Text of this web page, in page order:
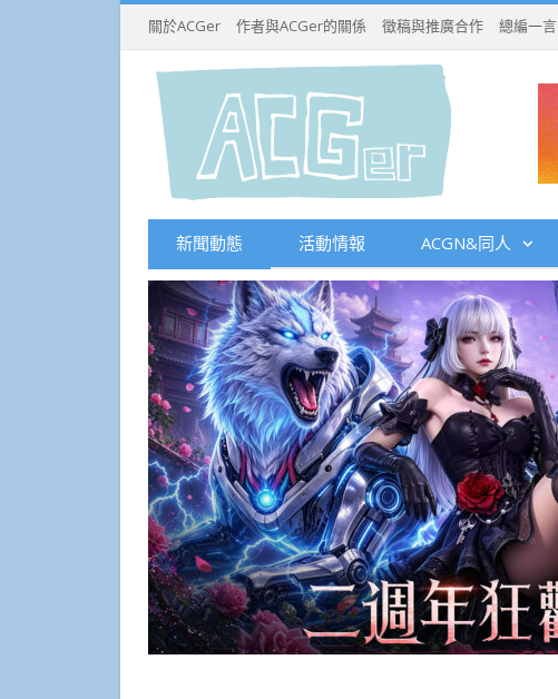
關於ACGer 作者與ACGer的關係 徵稿與推廣合作 總編一言
新聞動態 活動情報 ACGN&同人